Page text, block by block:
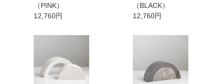
（PINK）
12,760円
（BLACK）
12,760円